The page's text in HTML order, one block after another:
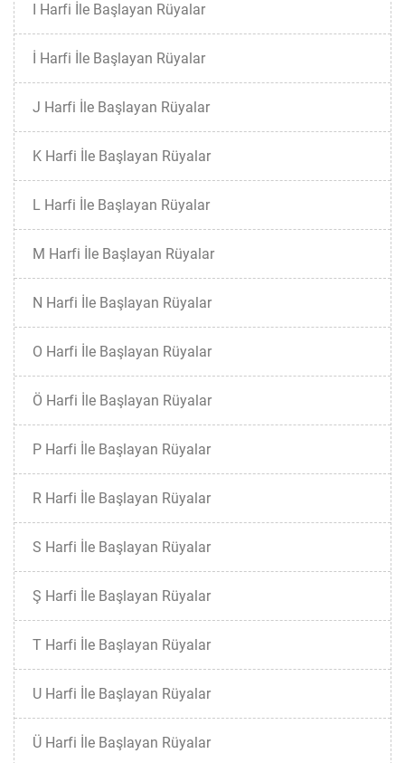
I Harfi İle Başlayan Rüyalar
İ Harfi İle Başlayan Rüyalar
J Harfi İle Başlayan Rüyalar
K Harfi İle Başlayan Rüyalar
L Harfi İle Başlayan Rüyalar
M Harfi İle Başlayan Rüyalar
N Harfi İle Başlayan Rüyalar
O Harfi İle Başlayan Rüyalar
Ö Harfi İle Başlayan Rüyalar
P Harfi İle Başlayan Rüyalar
R Harfi İle Başlayan Rüyalar
S Harfi İle Başlayan Rüyalar
Ş Harfi İle Başlayan Rüyalar
T Harfi İle Başlayan Rüyalar
U Harfi İle Başlayan Rüyalar
Ü Harfi İle Başlayan Rüyalar